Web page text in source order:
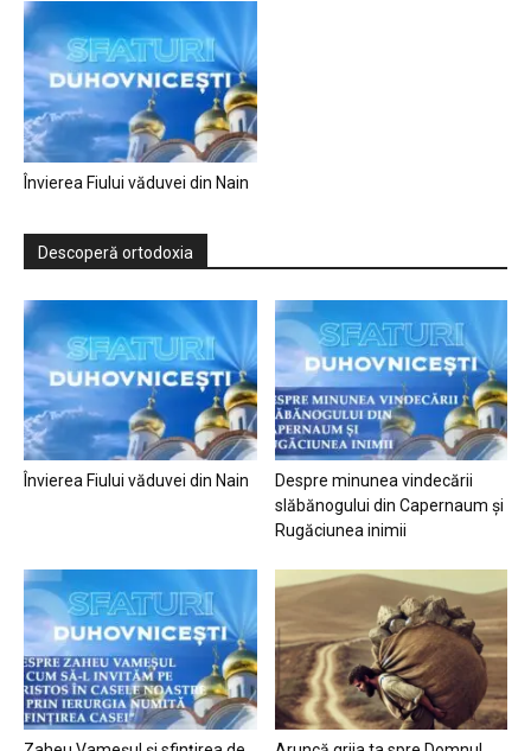
Învierea Fiului văduvei din Nain
Descoperă ortodoxia
Învierea Fiului văduvei din Nain
Despre minunea vindecării
slăbănogului din Capernaum și
Rugăciunea inimii